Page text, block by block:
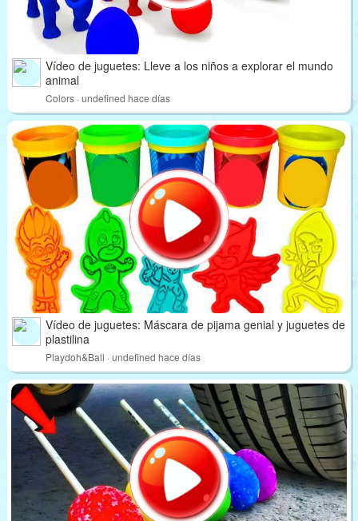
Vídeo de juguetes: Lleve a los niños a explorar el mundo
animal
Colors · undefined hace días
Vídeo de juguetes: Máscara de pijama genial y juguetes de
plastilina
Playdoh&Ball · undefined hace días